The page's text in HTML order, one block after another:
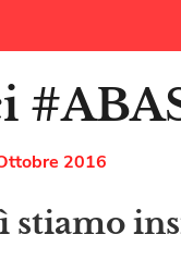
2016
stiamo